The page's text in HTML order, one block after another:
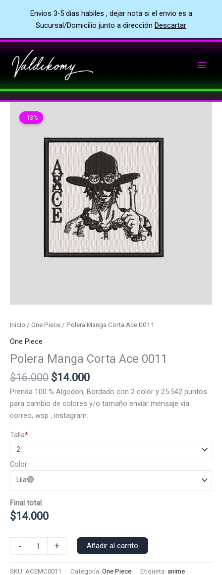
Envios 3-5 dias habiles , dejar nota si el envio es a
Sucursal/Domicilio junto a dirección Descartar
al
contenido
-13%
Inicio / One Piece / Polera Manga Corta Ace 0011
One Piece
Polera Manga Corta Ace 0011
$16.000 El
precio
original
era:
$14.000El
precio
actual
Prenda 100 % Algodon, Bordado con 2 color y 25.542 puntos.
para cambio de colores y/o tamaño enviar mensaje vía
correo, wsp , instagram.
*
Talla
Color
Final total
$14.000
-
Manga
+ Añadir al carrito
SKU: ACEMC0011 Categoría: One Piece Etiqueta: anime